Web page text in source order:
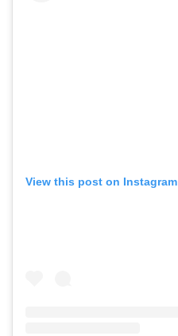
View this post on Instagram